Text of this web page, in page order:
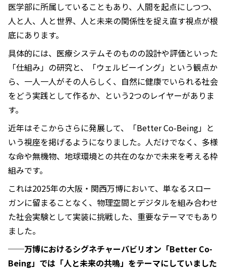
医学部に所属していることもあり、人間を起点にしつつ、
人と人、人と世界、人と未来の関係性を捉え直す視点が根
底にあります。
具体的には、医療システムそのものの設計や評価といった
「仕組み」の研究と、「ウェルビーイング」という観点か
ら、一人一人がその人らしく、自然に健康でいられる社会
をどう実践として作るか、という2つのレイヤーがありま
す。
近年はそこからさらに発展して、「Better Co-Being」と
いう視座を掲げるようになりました。人だけでなく、多様
な命や無機物、地球環境との共在のなかで未来を考える枠
組みです。
これは2025年の大阪・関西万博において、単なるスロー
ガンに留まることなく、物理空間とデジタルを組み合わせ
た社会実験として実装に挑戦した、重要なテーマでもあり
ました。
──万博におけるシグネチャーパビリオン「Better Co-
Being」では「人と未来の共鳴」をテーマにしていました